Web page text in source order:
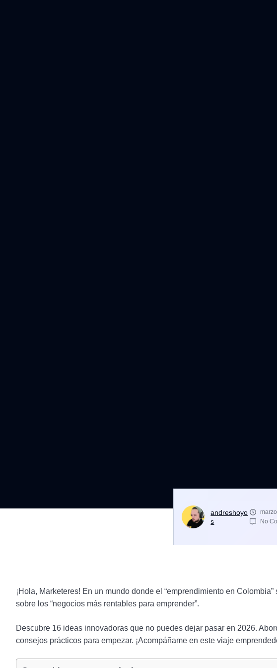
andreshoyo
s
No
¡Hola, Marketeres! En un mundo donde el “emprendimiento en
sobre los “negocios más rentables para emprender”.
Descubre 16 ideas innovadoras que no puedes dejar pasar en 2026.
consejos prácticos para empezar. ¡Acompáñame en este viaje